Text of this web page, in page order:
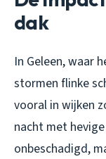
dak
In Geleen, waar
stormen flinke
vooral in wijken
nacht met
onbeschadigd,